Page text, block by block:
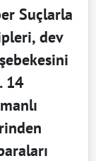
Suçlarla
dev
14